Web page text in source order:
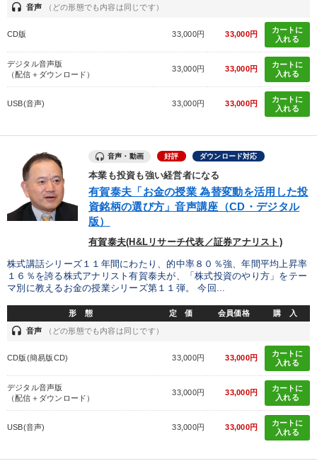
キーワード
インバウンド イノベーション 推薦
伝統・文化 金利
※「更新」を押すと「カテゴリー」「目的別」「キーワード」を更新いただけます。
local_offer タグから探す refresh 更新する
すべての音声・動画（全2076タイトル）からお探しいただけます
タグ・キーワード
多角化・新規事業 感動講話 会長
ランチェスター戦略 ブランディング
採用 プレゼン 株式市場
資産運用 仕組み コミュニケーション 未来先見
headset 音声 （どの形態でも内容は同じです）
CD版 33,000円 33,000円
カートに
入れる
デジタル音声版
（配信＋ダウンロード）
33,000円 33,000円
カートに
入れる
USB(音声) 33,000円 33,000円
カートに
入れる
音声・動画 好評 ダウンロード対応
本業も投資も強い経営者になる
有賀泰夫「お金の授業 為替変動を活用した投
資銘柄の選び方」音声講座（CD・デジタル
版）
有賀泰夫(H&Lリサーチ代表／証券アナリスト)
株式講話シリーズ１１年間にわたり、的中率８０％強、年間平均上昇率
１６％を誇る株式アナリスト有賀泰夫が、「株式投資のやり方」をテー
マ別に教えるお金の授業シリーズ第１１弾。 今回...
形 態 定 価 会員価格 購 入
headset 音声 （どの形態でも内容は同じです）
CD版(簡易版CD) 33,000円 33,000円
カートに
入れる
デジタル音声版
（配信＋ダウンロード）
33,000円 33,000円
カートに
入れる
USB(音声) 33,000円 33,000円
カートに
入れる